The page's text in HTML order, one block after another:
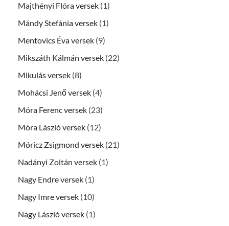
Majthényi Flóra versek (1)
Mándy Stefánia versek (1)
Mentovics Éva versek (9)
Mikszáth Kálmán versek (22)
Mikulás versek (8)
Mohácsi Jenő versek (4)
Móra Ferenc versek (23)
Móra László versek (12)
Móricz Zsigmond versek (21)
Nadányi Zoltán versek (1)
Nagy Endre versek (1)
Nagy Imre versek (10)
Nagy László versek (1)